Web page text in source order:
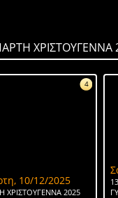
ΧΡΙΣΤΟΥΓΕΝΝΑ
4
10/12/2025
ΧΡΙΣΤΟΥΓΕΝΝΑ 2025